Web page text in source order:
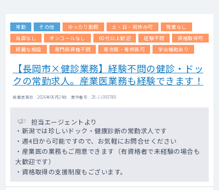
常勤 その他 ゆったり勤務 土・日・祝休み可
残業なし
当直なし
オンコールなし 60代以上歓迎 経験不問
資格取得可
綺麗な施設
専門医資格不問 専攻医・専修医可 学会補助あり
【長岡市×健診業務】経験不問の健診・ドッ
クの常勤求人。産業医業務も経験できます！
掲載更新日 : 2026年06月24日 案件番号 : 25-JJ303780
担当エージェントより
・新潟では珍しいドック・健康診断の常勤求人です
・週4日から可能ですので、お気軽にお問合せください
・産業医の業務もご用意できます（有資格者で未経験の場合も
大歓迎です）
・資格取得の支援制度もございます。